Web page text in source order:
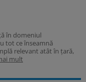
în domeniul
tot ce înseamnă
relevant atât în țară,
mult